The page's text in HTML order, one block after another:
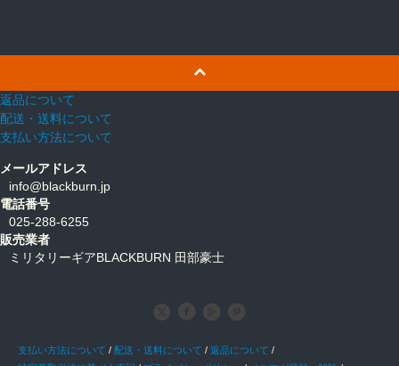
返品について
配送・送料について
支払い方法について
メールアドレス
info@blackburn.jp
電話番号
025-288-6255
販売業者
ミリタリーギアBLACKBURN 田部豪士
支払い方法について / 配送・送料について / 返品について /